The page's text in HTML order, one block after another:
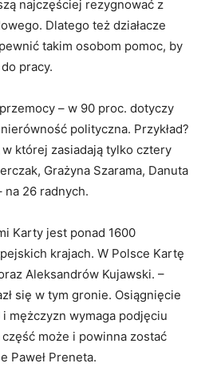
najczęściej rezygnować z
Dlatego też działacze
takim osobom pomoc, by
pracy.
– w 90 proc. dotyczy
polityczna. Przykład?
w której zasiadają tylko cztery
Grażyna Szarama, Danuta
na 26 radnych.
Karty jest ponad 1600
krajach. W Polsce Kartę
Aleksandrów Kujawski. –
się w tym gronie. Osiągnięcie
mężczyzn wymaga podjęciu
może i powinna zostać
Paweł Preneta.